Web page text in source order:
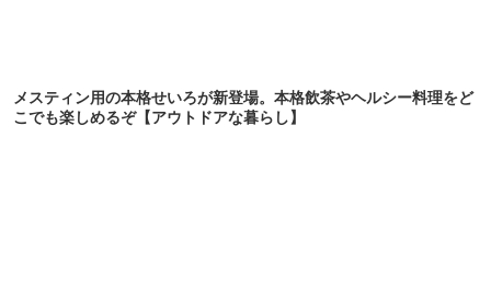
メスティン用の本格せいろが新登場。本格飲茶やヘルシー料理をど
こでも楽しめるぞ【アウトドアな暮らし】